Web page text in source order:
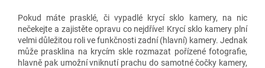
Pokud máte prasklé, či vypadlé krycí sklo kamery, na nic
nečekejte a zajistěte opravu co nejdříve! Krycí sklo kamery plní
velmi důležitou roli ve funkčnosti zadní (hlavní) kamery. Jednak
může prasklina na krycím skle rozmazat pořízené fotografie,
hlavně pak umožní vniknutí prachu do samotné čočky kamery,